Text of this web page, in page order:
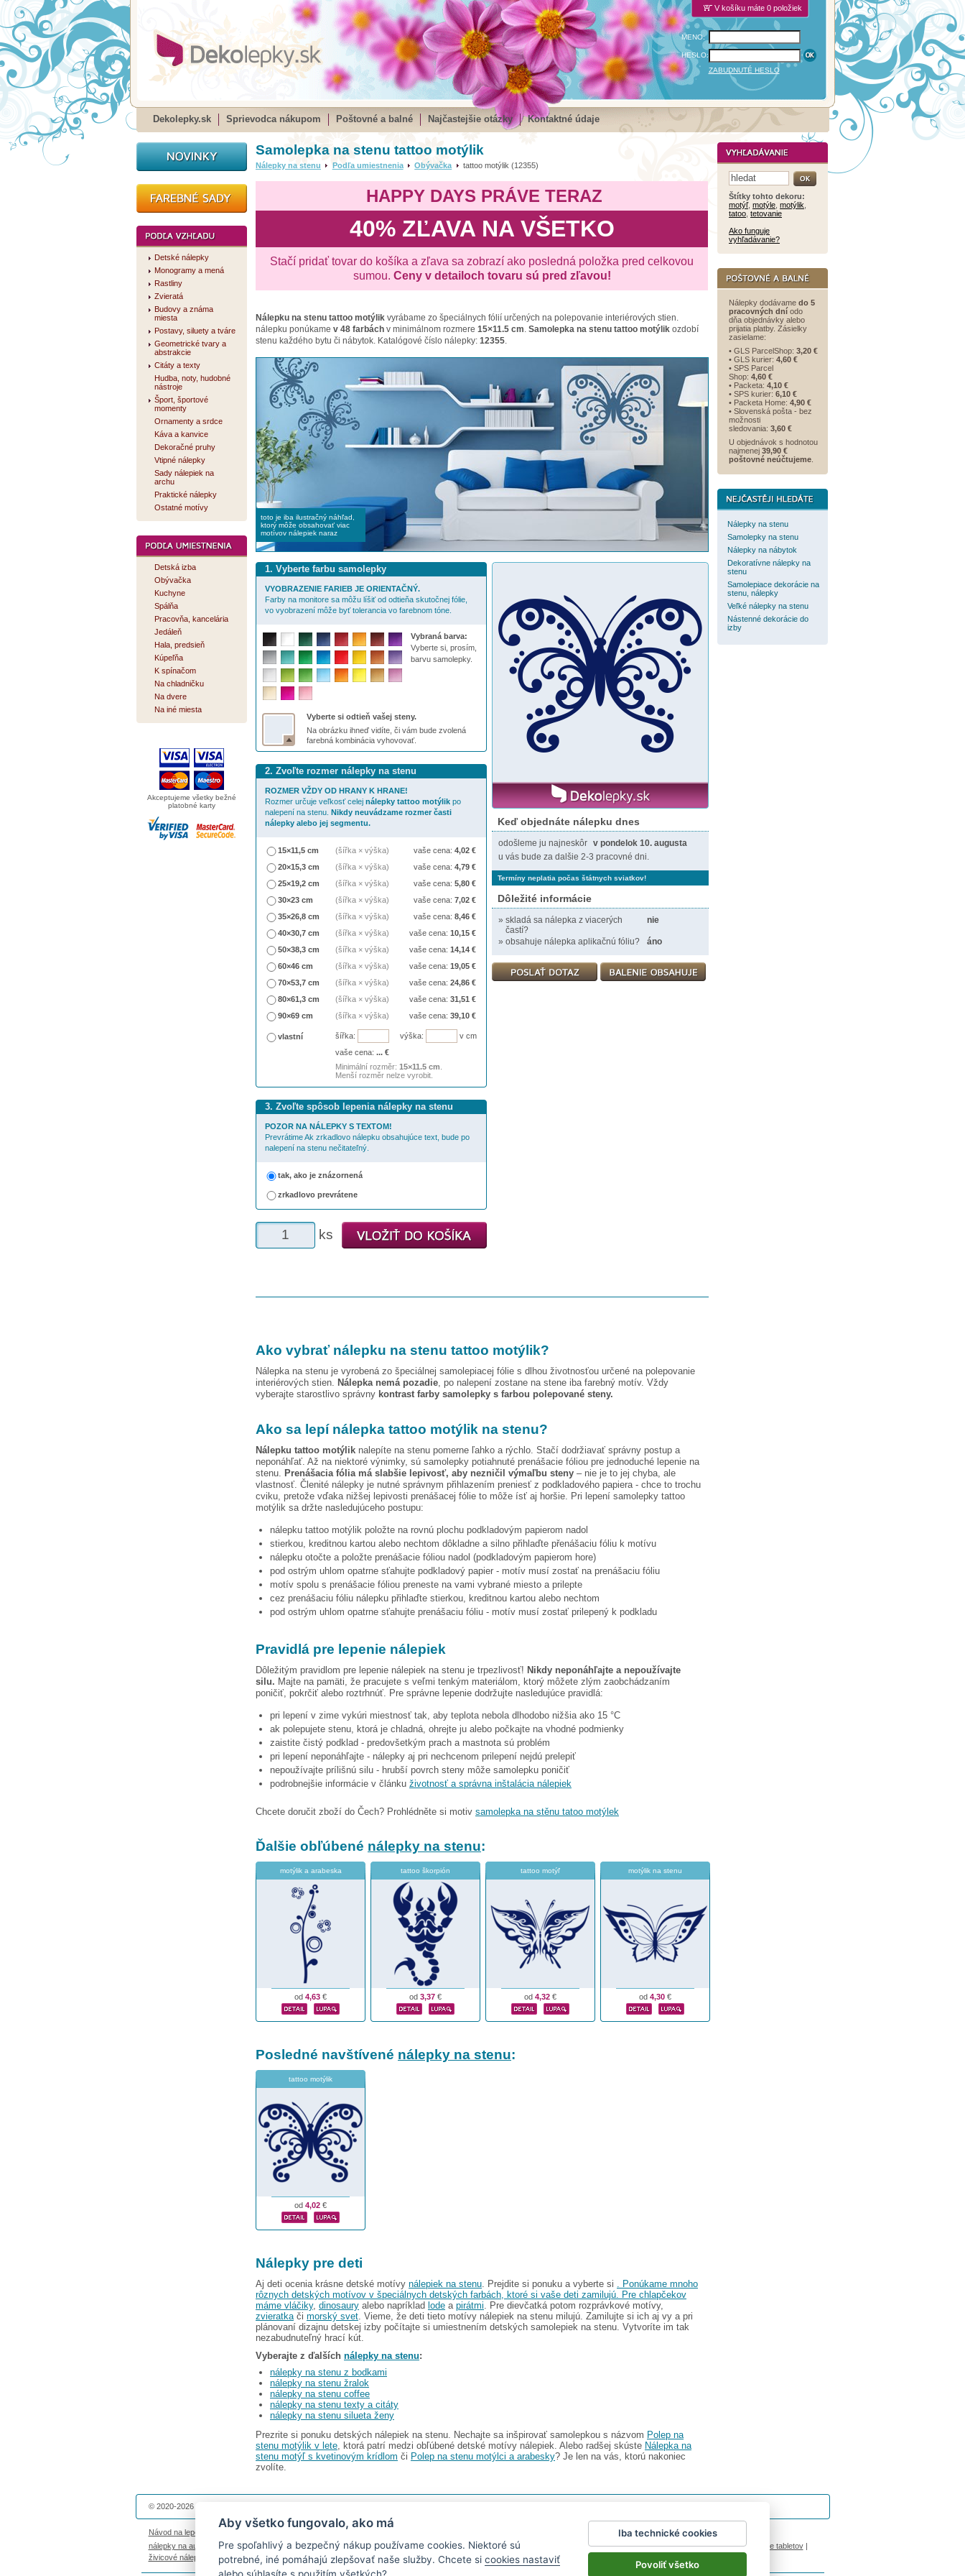
V košíku máte 0 položiek
MENO:
HESLO:
ZABUDNUTÉ HESLO
Dekolepky.sk Sprievodca nákupom Poštovné a balné Najčastejšie otázky Kontaktné údaje
Detské nálepky
Monogramy a mená
Rastliny
Zvieratá
Budovy a známa
miesta
Postavy, siluety a tváre
Geometrické tvary a
abstrakcie
Citáty a texty
Hudba, noty, hudobné
nástroje
Šport, športové
momenty
Ornamenty a srdce
Káva a kanvice
Dekoračné pruhy
Vtipné nálepky
Sady nálepiek na
archu
Praktické nálepky
Ostatné motívy
Detská izba
Obývačka
Kuchyne
Spálňa
Pracovňa, kancelária
Jedáleň
Hala, predsieň
Kúpeľňa
K spínačom
Na chladničku
Na dvere
Na iné miesta
Akceptujeme všetky bežné
platobné karty
Samolepka na stenu tattoo motýlik
Nálepky na stenu Podľa umiestnenia Obývačka tattoo motýlik (12355)
HAPPY DAYS PRÁVE TERAZ
40% ZĽAVA NA VŠETKO
Stačí pridať tovar do košíka a zľava sa zobrazí ako posledná položka pred celkovou
sumou. Ceny v detailoch tovaru sú pred zľavou!
Nálepku na stenu tattoo motýlik vyrábame zo špeciálnych fólií určených na polepovanie interiérových stien.
nálepku ponúkame v 48 farbách v minimálnom rozmere 15×11.5 cm. Samolepka na stenu tattoo motýlik ozdobí
stenu každého bytu či nábytok. Katalógové číslo nálepky: 12355.
toto je iba ilustračný náhľad,
ktorý môže obsahovať viac
motívov nálepiek naraz
Keď objednáte nálepku dnes
odošleme ju najneskôr v pondelok 10. augusta
u vás bude za dalšie 2-3 pracovné dni.
Termíny neplatia počas štátnych sviatkov!
Dôležité informácie
» skladá sa nálepka z viacerých
častí?
nie
» obsahuje nálepka aplikačnú fóliu? áno
1. Vyberte farbu samolepky
VYOBRAZENIE FARIEB JE ORIENTAČNÝ.
Farby na monitore sa môžu líšiť od odtieňa skutočnej fólie,
vo vyobrazení môže byť tolerancia vo farebnom tóne.
Vybraná barva:
Vyberte si, prosím,
barvu samolepky.
Vyberte si odtieň vašej steny.
Na obrázku ihneď vidíte, či vám bude zvolená
farebná kombinácia vyhovovať.
2. Zvoľte rozmer nálepky na stenu
ROZMER VŽDY OD HRANY K HRANE!
Rozmer určuje veľkosť celej nálepky tattoo motýlik po
nalepení na stenu. Nikdy neuvádzame rozmer časti
nálepky alebo jej segmentu.
15×11,5 cm (šířka × výška) vaše cena: 4,02 €
20×15,3 cm
(šířka × výška) vaše cena: 4,79 €
25×19,2 cm
(šířka × výška) vaše cena: 5,80 €
30×23 cm
(šířka × výška) vaše cena: 7,02 €
35×26,8 cm
(šířka × výška) vaše cena: 8,46 €
40×30,7 cm
(šířka × výška) vaše cena: 10,15 €
50×38,3 cm
(šířka × výška) vaše cena: 14,14 €
60×46 cm
(šířka × výška) vaše cena: 19,05 €
70×53,7 cm
(šířka × výška) vaše cena: 24,86 €
80×61,3 cm
(šířka × výška) vaše cena: 31,51 €
90×69 cm
(šířka × výška) vaše cena: 39,10 €
vlastní šířka: výška:
v cm
vaše cena: ... €
Minimální rozměr: 15×11.5 cm
Menší rozměr nelze vyrobit.
3. Zvoľte spôsob lepenia nálepky na stenu
POZOR NA NÁLEPKY S TEXTOM!
Prevrátime Ak zrkadlovo nálepku obsahujúce text, bude po
nalepení na stenu nečitateľný.
tak, ako je znázornená
zrkadlovo prevrátene
ks
Ako vybrať nálepku na stenu tattoo motýlik?
Nálepka na stenu je vyrobená zo špeciálnej samolepiacej fólie s dlhou životnosťou určené na polepovanie
interiérových stien. Nálepka nemá pozadie , po nalepení zostane na stene iba farebný motív. Vždy
vyberajte starostlivo správny kontrast farby samolepky s farbou polepované steny.
Ako sa lepí nálepka tattoo motýlik na stenu?
Nálepku tattoo motýlik nalepíte na stenu pomerne ľahko a rýchlo. Stačí dodržiavať správny postup a
neponáhľať. Až na niektoré výnimky, sú samolepky potiahnuté prenášacie fóliou pre jednoduché lepenie na
stenu. Prenášacia fólia má slabšie lepivosť, aby nezničil výmaľbu steny – nie je to jej chyba, ale
vlastnosť. Členité nálepky je nutné správnym přihlazením preniesť z podkladového papiera - chce to trochu
cviku, pretože vďaka nižšej lepivosti prenášacej fólie to môže ísť aj horšie. Pri lepení samolepky tattoo
motýlik sa držte nasledujúceho postupu:
nálepku tattoo motýlik položte na rovnú plochu podkladovým papierom nadol
stierkou, kreditnou kartou alebo nechtom dôkladne a silno přihlaďte přenášaciu fóliu k motívu
nálepku otočte a položte prenášacie fóliou nadol (podkladovým papierom hore)
pod ostrým uhlom opatrne sťahujte podkladový papier - motív musí zostať na prenášaciu fóliu
motív spolu s prenášacie fóliou preneste na vami vybrané miesto a prilepte
cez prenášaciu fóliu nálepku přihlaďte stierkou, kreditnou kartou alebo nechtom
pod ostrým uhlom opatrne sťahujte prenášaciu fóliu - motív musí zostať prilepený k podkladu
Pravidlá pre lepenie nálepiek
Dôležitým pravidlom pre lepenie nálepiek na stenu je trpezlivosť! Nikdy neponáhľajte a nepoužívajte
silu. Majte na pamäti, že pracujete s veľmi tenkým materiálom, ktorý môžete zlým zaobchádzaním
poničiť, pokrčiť alebo roztrhnúť. Pre správne lepenie dodržujte nasledujúce pravidlá:
pri lepení v zime vykúri miestnosť tak, aby teplota nebola dlhodobo nižšia ako 15 °C
ak polepujete stenu, ktorá je chladná, ohrejte ju alebo počkajte na vhodné podmienky
zaistite čistý podklad - predovšetkým prach a mastnota sú problém
pri lepení neponáhľajte - nálepky aj pri nechcenom prilepení nejdú prelepiť
nepoužívajte prílišnú silu - hrubší povrch steny môže samolepku poničiť
podrobnejšie informácie v článku životnosť a správna inštalácia nálepiek
Chcete doručit zboží do Čech? Prohlédněte si motiv samolepka na stěnu tatoo motýlek
Ďalšie obľúbené nálepky na stenu:
motýlik a arabeska
od 4,63 €
tattoo škorpión
od 3,37 €
tattoo motýľ
od 4,32 €
motýlik na stenu
od 4,30 €
Posledné navštívené nálepky na stenu:
tattoo motýlik
od 4,02 €
Nálepky pre deti
Aj deti ocenia krásne detské motívy nálepiek na stenu . Prejdite si ponuku a vyberte si
. Ponúkame mnoho
rôznych detských motívov v špeciálnych detských farbách, ktoré si vaše deti zamilujú. Pre chlapčekov
máme vláčiky, dinosaury alebo napríklad lode a pirátmi . Pre dievčatká potom rozprávkové motívy,
zvieratka či morský svet . Vieme, že deti tieto motívy nálepiek na stenu milujú. Zamilujte si ich aj vy a pri
plánovaní dizajnu detskej izby počítajte si umiestnením detských samolepiek na stenu. Vytvoríte im tak
nezabudnuteľný hrací kút.
Vyberajte z ďalších nálepky na stenu:
nálepky na stenu z bodkami
nálepky na stenu žralok
nálepky na stenu coffee
nálepky na stenu texty a citáty
nálepky na stenu silueta ženy
Prezrite si ponuku detských nálepiek na stenu. Nechajte sa inšpirovať samolepkou s názvom Polep na
stenu motýlik v lete , ktorá patrí medzi obľúbené detské motívy nálepiek. Alebo radšej skúste Nálepka na
stenu motýľ s kvetinovým krídlom či Polep na stenu motýlci a arabesky? Je len na vás, ktorú nakoniec
zvolíte.
Štítky tohto dekoru:
motýľ, motýle motýlik
tatoo tetovanie
Ako funguje
vyhľadávanie?
Nálepky dodávame do 5
pracovných dní odo
dňa objednávky alebo
prijatia platby. Zásielky
zasielame:
• GLS ParcelShop: 3,20 €
• GLS kurier: 4,60 €
• SPS Parcel
Shop: 4,60 €
• Packeta: 4,10 €
• SPS kurier: 6,10 €
• Packeta Home: 4,90 €
• Slovenská pošta - bez
možnosti
sledovania: 3,60 €
U objednávok s hodnotou
najmenej 39,90 €
poštovné neúčtujeme
Nálepky na stenu
Samolepky na stenu
Nálepky na nábytok
Dekoratívne nálepky na
stenu
Samolepiace dekorácie na
stenu, nálepky
Veľké nálepky na stenu
Nástenné dekorácie do
izby
© 2020-2026 Dekolepky.sk prevádzkuje
Návod na lepenie Životnosť nálepiek na stenu| Magazín Reklamačný poriadok|Impressum
nálepky na auto
magnetky s fotkou|nálepky dieťa v aute|kühlschrankmagnete|logoprinty|magnesy ze zdjęciem samolepky na zeď|hodinový manžel česká lípa|porovnanie tabletov|
živicové nálepky
fotokalendáre
Aby všetko fungovalo, ako má
Pre spoľahlivý a bezpečný nákup používame cookies. Niektoré sú
potrebné, iné pomáhajú zlepšovať naše služby. Chcete si cookies nastaviť
Iba technické cookies
Povoliť všetko